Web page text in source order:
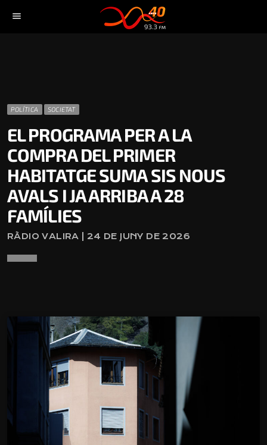
menu
POLÍTICA SOCIETAT
EL PROGRAMA PER A LA
COMPRA DEL PRIMER
HABITATGE SUMA SIS NOUS
AVALS I JA ARRIBA A 28
FAMÍLIES
RÀDIO VALIRA | 24 DE JUNY DE 2026